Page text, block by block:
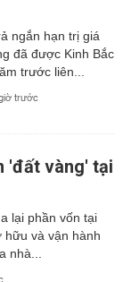
đã được Kinh Bắc
trước liên...
trước
'đất vàng' tại
lại phần vốn tại
hữu và vận hành
nhà...